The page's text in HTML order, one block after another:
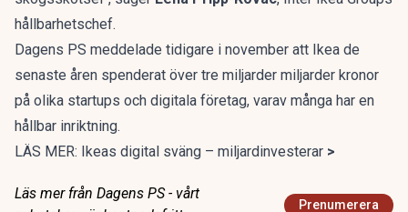
hållbarhetschef.
Dagens PS meddelade tidigare i november att Ikea de
senaste åren spenderat över tre miljarder miljarder kronor
på olika startups och digitala företag, varav många har en
hållbar inriktning.
LÄS MER: Ikeas digital sväng – miljardinvesterar >
Läs mer från Dagens PS - vårt
Prenumerera